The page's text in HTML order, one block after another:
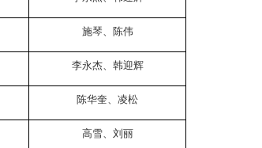
施琴、陈伟
李永杰、韩迎辉
陈华奎、凌松
高雪、刘丽